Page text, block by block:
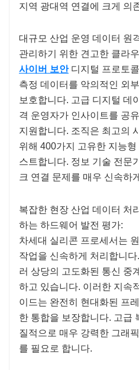
지역 광대역 연결에 크게 의
대규모 산업 운영 데이터 원
관리하기 위한 견고한 클라
사이버 보안디지털 프로토
측정 데이터를 악의적인 외
보호합니다. 고급 디지털 데
격 운영자가 인사이트를 공
지원합니다. 조직은 최고의
위해 400가지 고유한 지능
스트합니다. 정보 기술 전문
크 연결 문제를 매우 신속하
복잡한 현장 산업 데이터 처
하는 하드웨어 발전 평가:
차세대 실리콘 프로세서는
작업을 신속하게 처리합니
러 상당의 고도화된 통신 중
하고 있습니다. 이러한 지속
이드는 완전히 현대화된 프
한 통합을 보장합니다. 고급
질적으로 매우 강력한 그래
를 필요로 합니다.